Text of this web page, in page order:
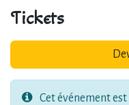
Tickets
Cet événement